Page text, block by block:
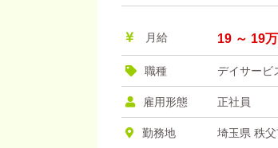
月給 19 ～ 19
職種 デイサービ
雇用形態 正社員
勤務地 埼玉県 秩